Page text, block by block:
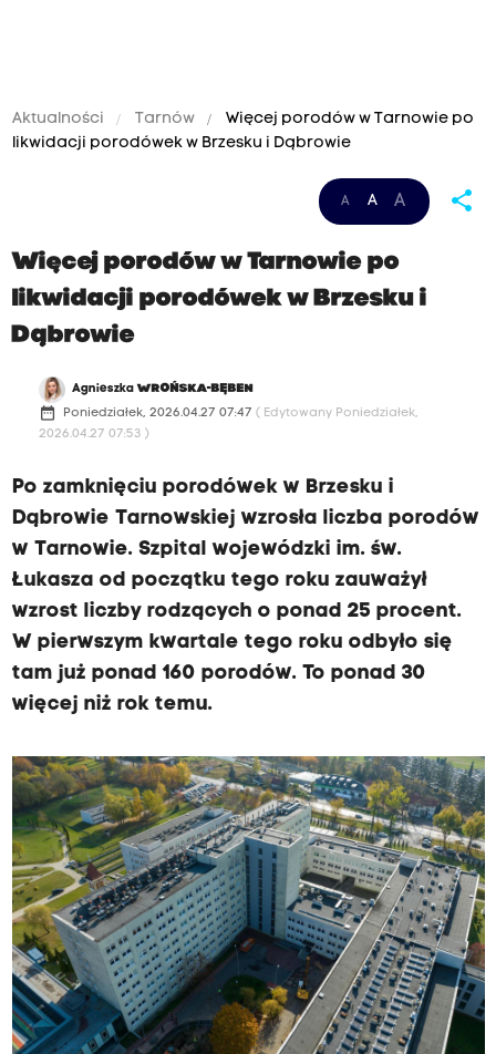
Aktualności Tarnów
Więcej porodów w Tarnowie po
likwidacji porodówek w Brzesku i Dąbrowie
A A A share
Więcej porodów w Tarnowie po
likwidacji porodówek w Brzesku i
Dąbrowie
AgnieszkaWROŃSKA-BĘBEN
date_range Poniedziałek, 2026.04.27 07:47 ( Edytowany Poniedziałek,
2026.04.27 07:53 )
Po zamknięciu porodówek w Brzesku i
Dąbrowie Tarnowskiej wzrosła liczba porodów
w Tarnowie. Szpital wojewódzki im. św.
Łukasza od początku tego roku zauważył
wzrost liczby rodzących o ponad 25 procent.
W pierwszym kwartale tego roku odbyło się
tam już ponad 160 porodów. To ponad 30
więcej niż rok temu.